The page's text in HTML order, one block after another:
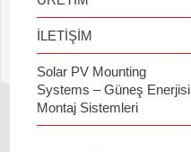
İLETİŞİM
Solar PV Mounting
Systems – Güneş Enerjisi
Montaj Sistemleri